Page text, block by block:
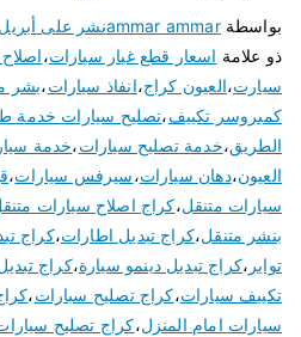
بواسطةammar ammarنشر على أبريل 9, 2020
ذو علامة اسعار قطع غيار سيارات،
سيارت،العيون كراج،انفاذ سيارات،بشر
كمبروسر تكييف،تصليح سيارات خدمة
الطريق،خدمة تصليح سيارات،خدمة
العيون،دهان سيارات،سيرفس سيارات،
سيارات متنقل،كراج اصلاح سيارات
بنشر متنقل،كراج تبديل اطارات،كراج
تواير ،كراج تبديل دينمو سيارة،كراج
تكييف سيارات،كراج تصليح سبارات،
سيارات امام المنزل،كراج تصليح